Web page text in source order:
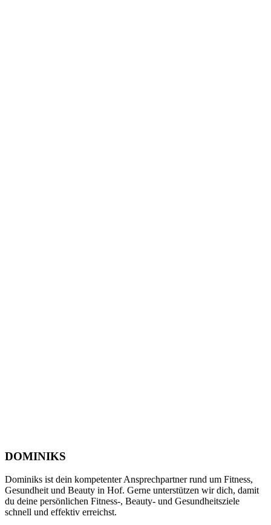
DOMINIKS
Dominiks ist dein kompetenter Ansprechpartner rund um Fitness,
Gesundheit und Beauty in Hof. Gerne unterstützen wir dich, damit
du deine persönlichen Fitness-, Beauty- und Gesundheitsziele
schnell und effektiv erreichst.